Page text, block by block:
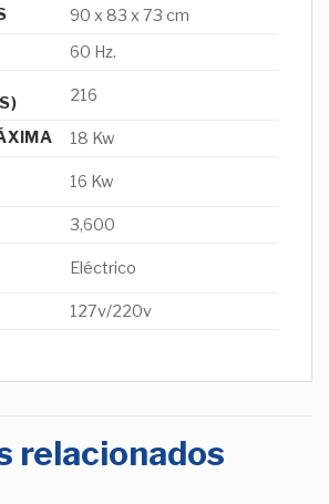
90 x 83 x 73 cm
60 Hz.
216
18 Kw
16 Kw
3,600
Eléctrico
127v/220v
relacionados